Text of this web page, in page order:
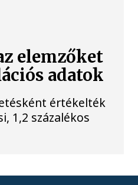
elemzőket
adatok
értékelték
1,2 százalékos